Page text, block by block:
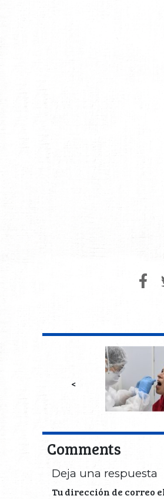
<
Comments
Deja una respuesta
Tu dirección de correo